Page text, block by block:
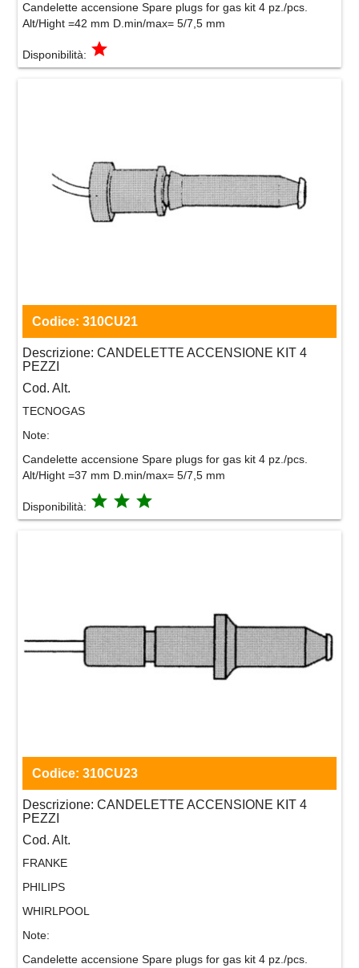
Candelette accensione Spare plugs for gas kit 4 pz./pcs.
Alt/Hight =42 mm D.min/max= 5/7,5 mm
Disponibilità: grade
Codice: 310CU21
Descrizione: CANDELETTE ACCENSIONE KIT 4
PEZZI
Cod. Alt.
TECNOGAS
Note:
Candelette accensione Spare plugs for gas kit 4 pz./pcs.
Alt/Hight =37 mm D.min/max= 5/7,5 mm
Disponibilità: grade grade grade
Codice: 310CU23
Descrizione: CANDELETTE ACCENSIONE KIT 4
PEZZI
Cod. Alt.
FRANKE
PHILIPS
WHIRLPOOL
Note:
Candelette accensione Spare plugs for gas kit 4 pz./pcs.